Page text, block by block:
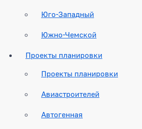
Юго-Западный
Южно-Чемской
Проекты планировки
Проекты планировки
Авиастроителей
Автогенная